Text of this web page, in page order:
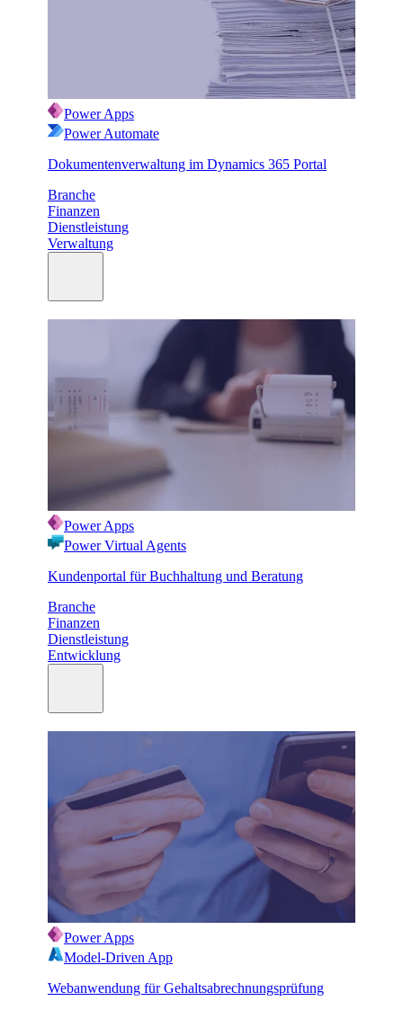
Power Apps
Power Automate
Dokumentenverwaltung im Dynamics 365 Portal
Branche
Finanzen
Dienstleistung
Verwaltung
Power Apps
Power Virtual Agents
Kundenportal für Buchhaltung und Beratung
Branche
Finanzen
Dienstleistung
Entwicklung
Power Apps
Model-Driven App
Webanwendung für Gehaltsabrechnungsprüfung